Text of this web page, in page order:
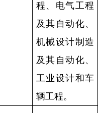
程、电气工程
及其自动化、
机械设计制造
及其自动化、
工业设计和车
辆工程。